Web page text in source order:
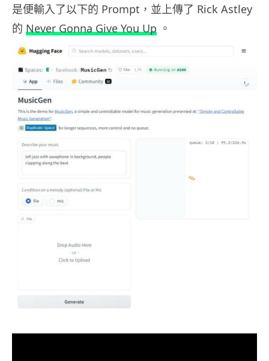
是便輸入了以下的 Prompt，並上傳了 Rick Astley
的 Never Gonna Give You Up 。